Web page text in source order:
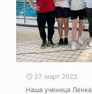
27. март 2022.
Наша ученица